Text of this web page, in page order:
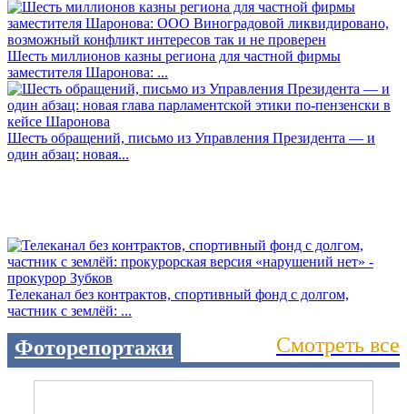
Шесть миллионов казны региона для частной фирмы
заместителя Шаронова: ...
Шесть обращений, письмо из Управления Президента — и
один абзац: новая...
Телеканал без контрактов, спортивный фонд с долгом,
частник с землёй: ...
Фоторепортажи Смотреть все